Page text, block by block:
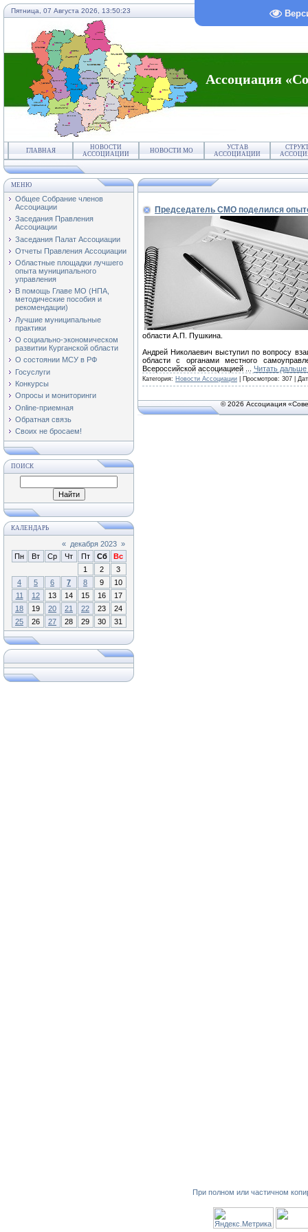
Пятница, 07 Августа 2026, 13:50:24
Ассоциация
ГЛАВНАЯ
НОВОСТИ
АССОЦИАЦИИ
НОВОСТИ МО
УСТАВ
АССОЦИАЦИИ
МЕНЮ
Общее Собрание членов
Ассоциации
Заседания Правления
Ассоциации
Заседания Палат Ассоциации
Отчеты Правления Ассоциации
Областные площадки лучшего
опыта муниципального
управления
В помощь Главе МО (НПА,
методические пособия и
рекомендации)
Лучшие муниципальные
практики
О социально-экономическом
развитии Курганской области
О состоянии МСУ в РФ
Госуслуги
Конкурсы
Опросы и мониторинги
Online-приемная
Обратная связь
Своих не бросаем!
ПОИСК
КАЛЕНДАРЬ
« декабря 2023 »
Пн
Вт Ср Чт Пт Сб
Вс
1
2
3
4
5 6 7 8 9
10
11
12 13 14 15 16
17
18
19 20 21 22 23
24
25
26 27 28 29 30 31
Председатель СМО поделился
области А.П. Пушкина.
Андрей Николаевич выступил по вопросу
области с органами местного
Всероссийской ассоциацией
Читать дальше
Категория: Новости Ассоциации | Просмотров: 307 |
© 2026 Ассоциация
При полном или частичном